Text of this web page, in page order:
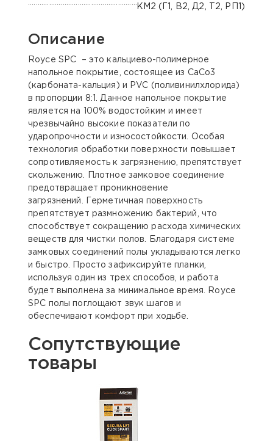
КМ2 (Г1, В2, Д2, Т2, РП1)
Описание
Royce SPC – это кальциево-полимерное
напольное покрытие, состоящее из CaCo3
(карбоната-кальция) и PVC (поливинилхлорида)
в пропорции 8:1. Данное напольное покрытие
является на 100% водостойким и имеет
чрезвычайно высокие показатели по
ударопрочности и износостойкости. Особая
технология обработки поверхности повышает
сопротивляемость к загрязнению, препятствует
скольжению. Плотное замковое соединение
предотвращает проникновение
загрязнений. Герметичная поверхность
препятствует размножению бактерий, что
способствует сокращению расхода химических
веществ для чистки полов. Благодаря системе
замковых соединений полы укладываются легко
и быстро. Просто зафиксируйте планки,
используя один из трех способов, и работа
будет выполнена за минимальное время. Royce
SPC полы поглощают звук шагов и
обеспечивают комфорт при ходьбе.
Сопутствующие
товары